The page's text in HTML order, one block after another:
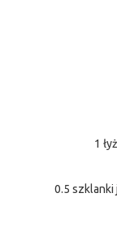
1
0.5 szklanki